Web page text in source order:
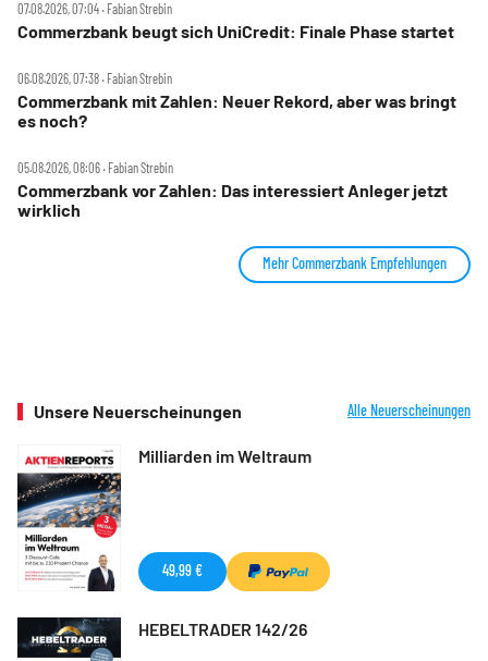
07.08.2026, 07:04 ‧ Fabian Strebin
Commerzbank beugt sich UniCredit: Finale Phase startet
06.08.2026, 07:38 ‧ Fabian Strebin
Commerzbank mit Zahlen: Neuer Rekord, aber was bringt
es noch?
05.08.2026, 08:06 ‧ Fabian Strebin
Commerzbank vor Zahlen: Das interessiert Anleger jetzt
wirklich
Mehr Commerzbank Empfehlungen
Unsere Neuerscheinungen Alle Neuerscheinungen
Milliarden im Weltraum
49,99 €
HEBELTRADER 142/26